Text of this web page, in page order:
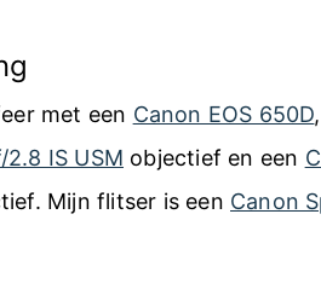
met een Canon EOS 650D
IS USM objectief en een
Mijn flitser is een Canon